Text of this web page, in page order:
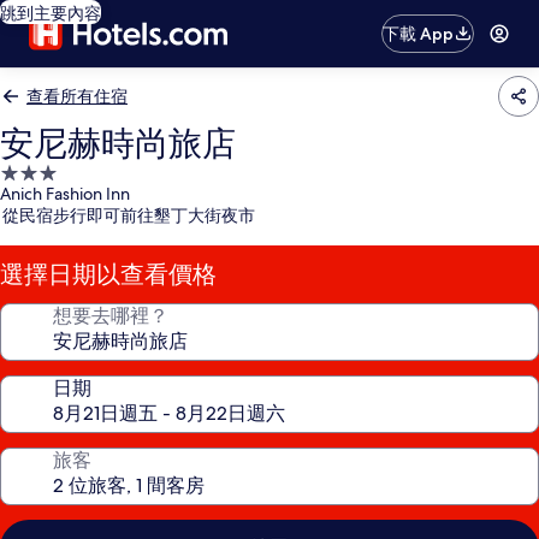
跳到主要內容
下載 App
查看所有住宿
安尼赫時尚旅店
3.0
星
級
住
宿
Anich Fashion Inn
從民宿步行即可前往墾丁大街夜市
選擇日期以查看價格
想要去哪裡？
日期
旅客